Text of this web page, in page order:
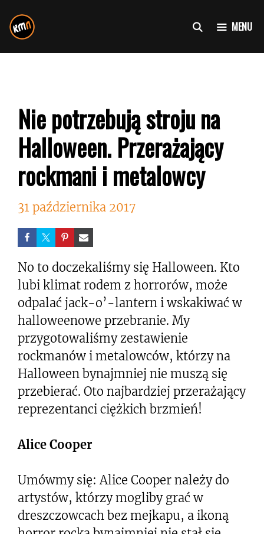
do
treści
MENU
Nie potrzebują stroju na
Halloween. Przerażający
rockmani i metalowcy
31 października 2017
No to doczekaliśmy się Halloween. Kto
lubi klimat rodem z horrorów, może
odpalać jack-o’-lantern i wskakiwać w
halloweenowe przebranie. My
przygotowaliśmy zestawienie
rockmanów i metalowców, którzy na
Halloween bynajmniej nie muszą się
przebierać. Oto najbardziej przerażający
reprezentanci ciężkich brzmień!
Alice Cooper
Umówmy się: Alice Cooper należy do
artystów, którzy mogliby grać w
dreszczowcach bez mejkapu, a ikoną